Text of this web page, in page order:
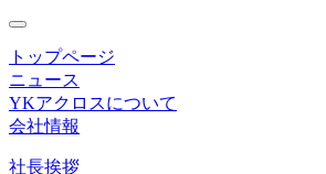
toggle
navigation
トップページ
ニュース
YKアクロスについて
会社情報
社長挨拶